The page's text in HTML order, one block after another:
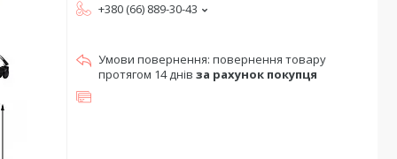
+380 (66) 889-30-43
повернення товару
протягом 14 днів за рахунок покупця